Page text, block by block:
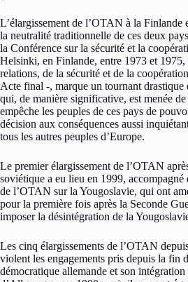
L’élargissement de l’OTAN à la Finlande
la neutralité traditionnelle de ces deux
la Conférence sur la sécurité et la
Helsinki, en Finlande, entre 1973 et 1975,
relations, de la sécurité et de la
Acte final -, marque un tournant drastique
qui, de manière significative, est menée
empêche les peuples de ces pays de
décision aux conséquences aussi
tous les autres peuples d’Europe.
Le premier élargissement de l’OTAN
soviétique a eu lieu en 1999,
de l’OTAN sur la Yougoslavie, qui ont
pour la première fois après la Seconde
imposer la désintégration de la
Les cinq élargissements de l’OTAN
violent les engagements pris depuis la fin
démocratique allemande et son